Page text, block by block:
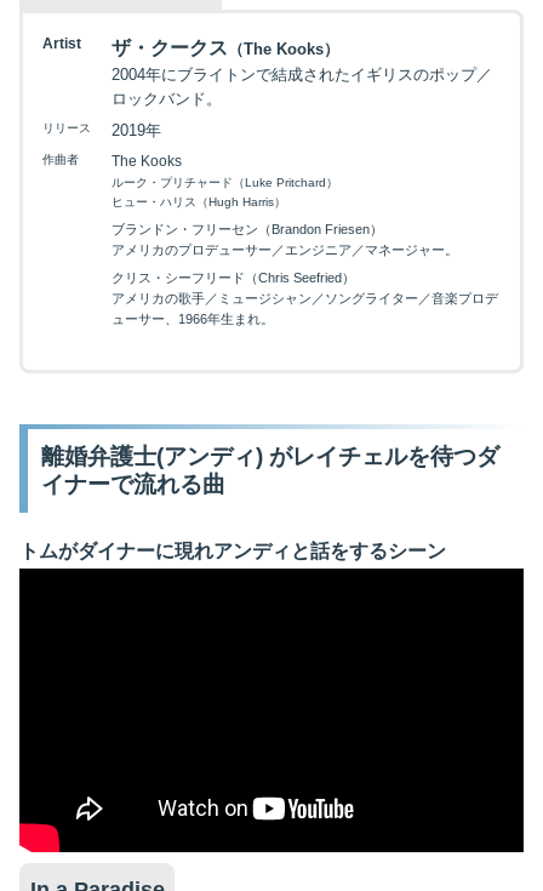
Artist ザ・クークス （The Kooks）
2004年にブライトンで結成されたイギリスのポップ／
ロックバンド。
リリース 2019年
作曲者 The Kooks
ルーク・プリチャード（Luke Pritchard）
ヒュー・ハリス（Hugh Harris）
ブランドン・フリーセン（Brandon Friesen）
アメリカのプロデューサー／エンジニア／マネージャー。
クリス・シーフリード（Chris Seefried）
アメリカの歌手／ミュージシャン／ソングライター／音楽プロデ
ューサー、1966年生まれ。
離婚弁護士(アンディ) がレイチェルを待つダ
イナーで流れる曲
トムがダイナーに現れアンディと話をするシーン